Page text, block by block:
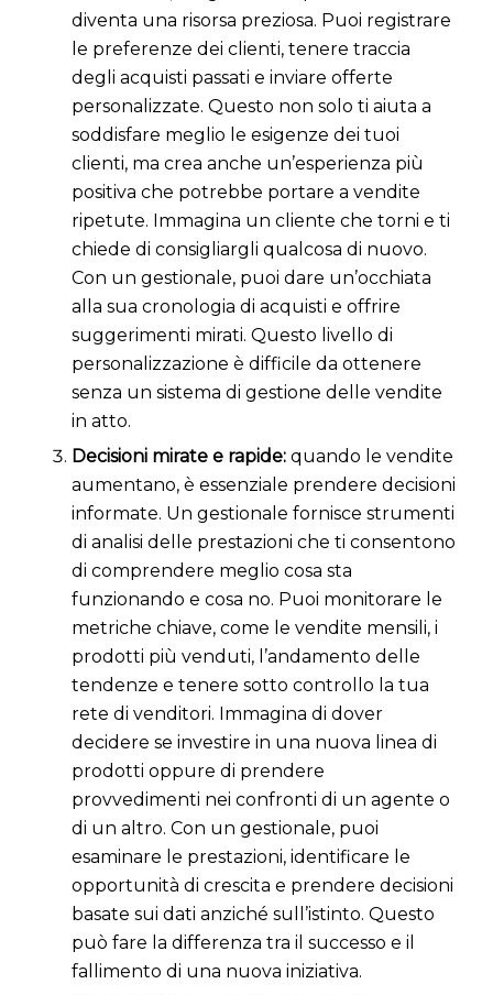
diventa una risorsa preziosa. Puoi registrare
le preferenze dei clienti, tenere traccia
degli acquisti passati e inviare offerte
personalizzate. Questo non solo ti aiuta a
soddisfare meglio le esigenze dei tuoi
clienti, ma crea anche un’esperienza più
positiva che potrebbe portare a vendite
ripetute. Immagina un cliente che torni e ti
chiede di consigliargli qualcosa di nuovo.
Con un gestionale, puoi dare un’occhiata
alla sua cronologia di acquisti e offrire
suggerimenti mirati. Questo livello di
personalizzazione è difficile da ottenere
senza un sistema di gestione delle vendite
in atto.
Decisioni mirate e rapide: quando le vendite
aumentano, è essenziale prendere decisioni
informate. Un gestionale fornisce strumenti
di analisi delle prestazioni che ti consentono
di comprendere meglio cosa sta
funzionando e cosa no. Puoi monitorare le
metriche chiave, come le vendite mensili, i
prodotti più venduti, l’andamento delle
tendenze e tenere sotto controllo la tua
rete di venditori. Immagina di dover
decidere se investire in una nuova linea di
prodotti oppure di prendere
provvedimenti nei confronti di un agente o
di un altro. Con un gestionale, puoi
esaminare le prestazioni, identificare le
opportunità di crescita e prendere decisioni
basate sui dati anziché sull’istinto. Questo
può fare la differenza tra il successo e il
fallimento di una nuova iniziativa.